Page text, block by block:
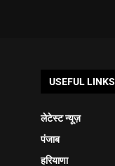
USEFUL LINKS
लेटेस्ट न्यूज़
पंजाब
हरियाणा